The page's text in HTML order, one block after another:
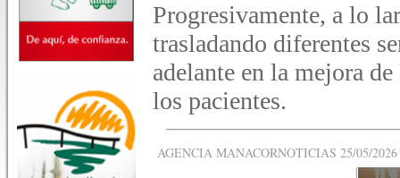
Progresivamente, a lo
trasladando diferentes
adelante en la mejora
los pacientes.
AGENCIA MANACORNOTICIAS 25/05/